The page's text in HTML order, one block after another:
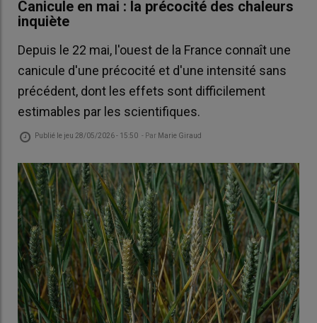
Canicule en mai : la précocité des chaleurs
inquiète
Depuis le 22 mai, l'ouest de la France connaît une
canicule d'une précocité et d'une intensité sans
précédent, dont les effets sont difficilement
estimables par les scientifiques.
Publié le jeu 28/05/2026 - 15:50 - Par Marie Giraud